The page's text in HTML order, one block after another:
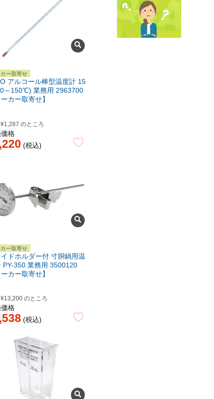
カー取寄せ
アルコール棒型温度計 15
～150℃) 業務用 2963700
ーカー取寄せ】
¥1,287 のところ
格
税込
カー取寄せ
ドホルダー付 寸胴鍋用温
PY-350 業務用 3500120
ーカー取寄せ】
¥13,200 のところ
格
税込